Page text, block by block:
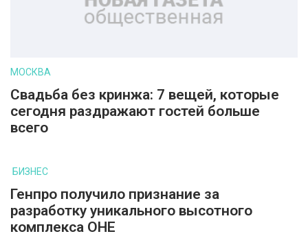
МОСКВА
Свадьба без кринжа: 7 вещей, которые
сегодня раздражают гостей больше
всего
БИЗНЕС
Генпро получило признание за
разработку уникального высотного
комплекса ОНЕ